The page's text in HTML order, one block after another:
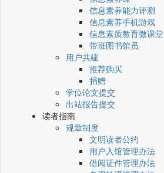
信息素养能力评测
信息素养手机游戏
信息素质教育微课堂
带班图书馆员
用户共建
推荐购买
捐赠
学位论文提交
出站报告提交
读者指南
规章制度
文明读者公约
用户入馆管理办法
借阅证件管理办法